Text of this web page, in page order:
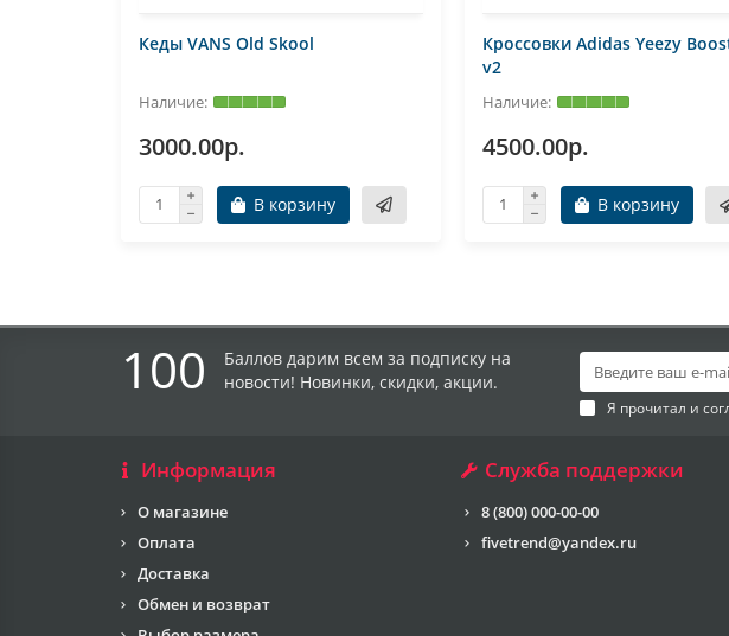
Кеды VANS Old Skool
3000.00р.
В корзину
Кроссовки Adidas Yeezy
v2
4500.00р.
В корзину
100
Баллов дарим всем за подписку на
новости! Новинки, скидки, акции.
Я прочитал и
Информация
О магазине
Оплата
Доставка
Обмен и возврат
Служба поддержки
8 (800) 000-00-00
fivetrend@yandex.ru